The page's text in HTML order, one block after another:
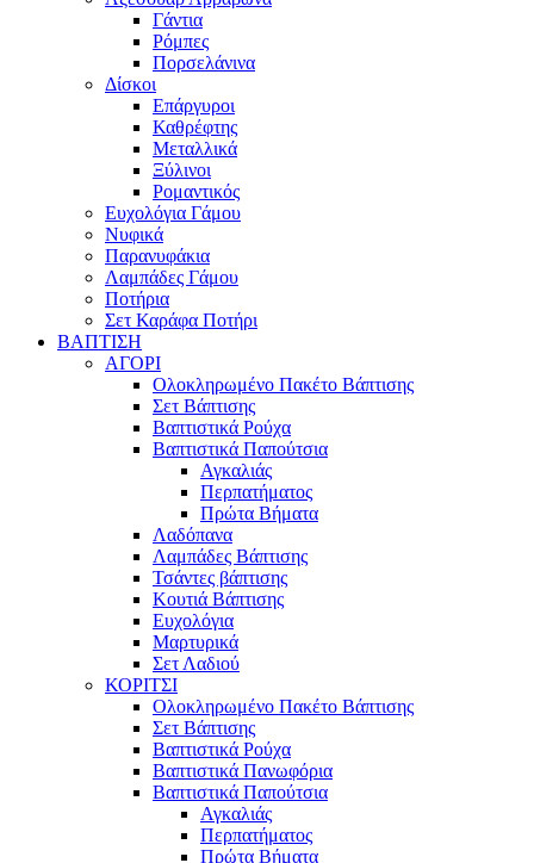
Γάντια
Ρόμπες
Πορσελάνινα
Δίσκοι
Επάργυροι
Καθρέφτης
Μεταλλικά
Ξύλινοι
Ρομαντικός
Ευχολόγια Γάμου
Νυφικά
Παρανυφάκια
Λαμπάδες Γάμου
Ποτήρια
Σετ Καράφα Ποτήρι
ΒΑΠΤΙΣΗ
ΑΓΟΡΙ
Ολοκληρωμένο Πακέτο Βάπτισης
Σετ Βάπτισης
Βαπτιστικά Ρούχα
Βαπτιστικά Παπούτσια
Αγκαλιάς
Περπατήματος
Πρώτα Βήματα
Λαδόπανα
Λαμπάδες Βάπτισης
Τσάντες βάπτισης
Κουτιά Βάπτισης
Ευχολόγια
Μαρτυρικά
Σετ Λαδιού
ΚΟΡΙΤΣΙ
Ολοκληρωμένο Πακέτο Βάπτισης
Σετ Βάπτισης
Βαπτιστικά Ρούχα
Βαπτιστικά Πανωφόρια
Βαπτιστικά Παπούτσια
Αγκαλιάς
Περπατήματος
Πρώτα Βήματα